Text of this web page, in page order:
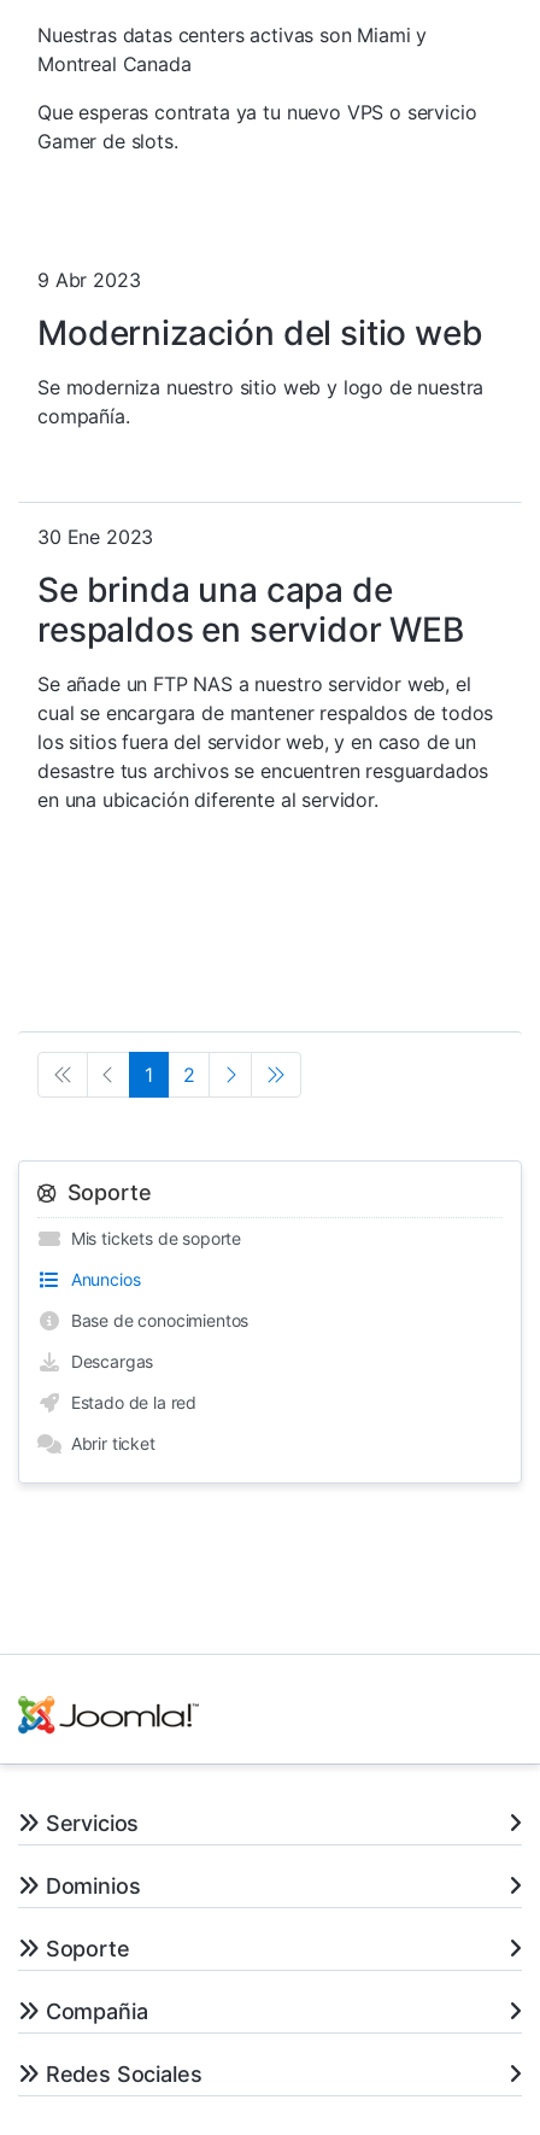
Nuestras datas centers activas son Miami y
Montreal Canada
Que esperas contrata ya tu nuevo VPS o servicio
Gamer de slots.
9 Abr 2023
Modernización del sitio web
Se moderniza nuestro sitio web y logo de nuestra
compañía.
30 Ene 2023
Se brinda una capa de
respaldos en servidor WEB
Se añade un FTP NAS a nuestro servidor web, el
cual se encargara de mantener respaldos de todos
los sitios fuera del servidor web, y en caso de un
desastre tus archivos se encuentren resguardados
en una ubicación diferente al servidor.
1 2
Soporte
Mis tickets de soporte
Anuncios
Base de conocimientos
Descargas
Estado de la red
Abrir ticket
Servicios
Dominios
Soporte
Compañia
Redes Sociales